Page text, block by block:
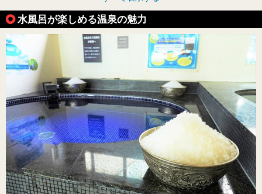
水風呂が楽しめる温泉の魅力